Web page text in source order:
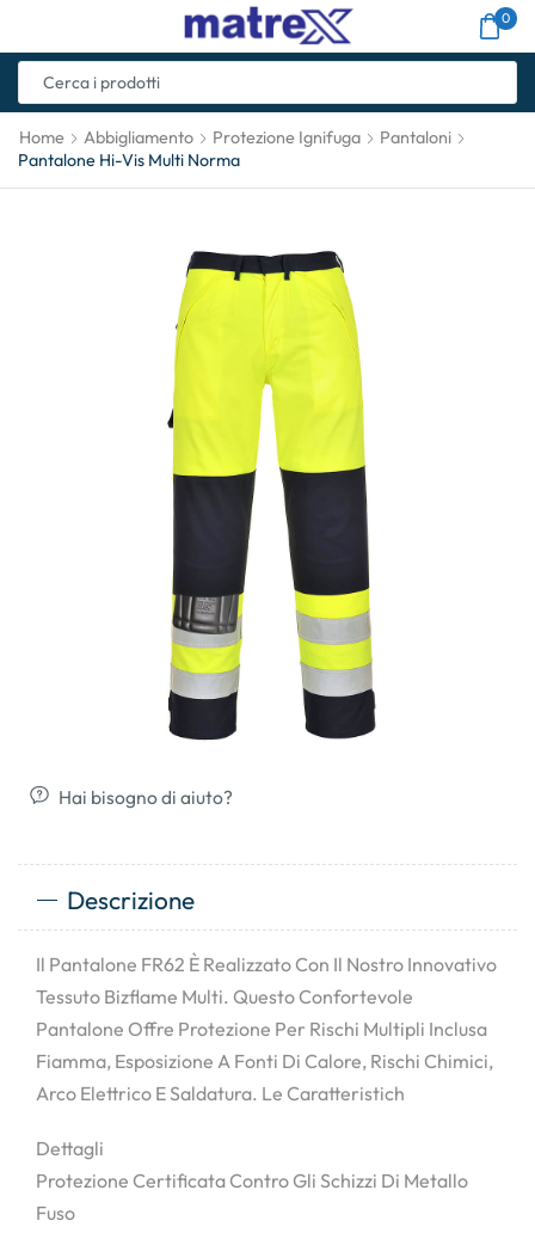
0
Home Abbigliamento Protezione Ignifuga
Pantaloni
Pantalone Hi-Vis Multi Norma
Hai bisogno di aiuto?
Descrizione
Il Pantalone FR62 È Realizzato Con Il Nostro Innovativo
Tessuto Bizflame Multi. Questo Confortevole
Pantalone Offre Protezione Per Rischi Multipli Inclusa
Fiamma, Esposizione A Fonti Di Calore, Rischi Chimici,
Arco Elettrico E Saldatura. Le Caratteristich
Dettagli
Protezione Certificata Contro Gli Schizzi Di Metallo
Fuso